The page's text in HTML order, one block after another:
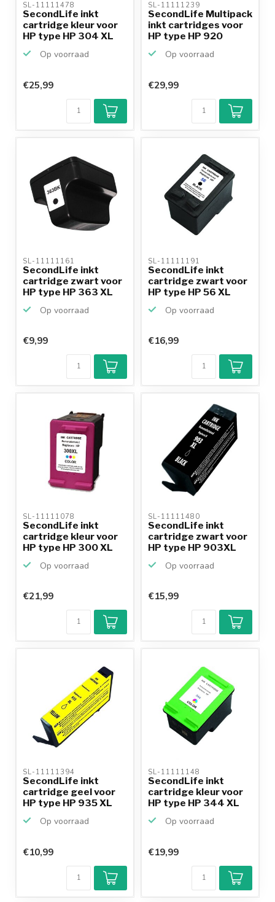
SL-11111478
SecondLife inkt
cartridge kleur voor
HP type HP 304 XL
Op voorraad
€25,99
SL-11111239
SecondLife Multipack
inkt cartridges voor
HP type HP 920
Op voorraad
€29,99
SL-11111161
SecondLife inkt
cartridge zwart voor
HP type HP 363 XL
Op voorraad
€9,99
SL-11111191
SecondLife inkt
cartridge zwart voor
HP type HP 56 XL
Op voorraad
€16,99
SL-11111078
SecondLife inkt
cartridge kleur voor
HP type HP 300 XL
Op voorraad
€21,99
SL-11111480
SecondLife inkt
cartridge zwart voor
HP type HP 903XL
Op voorraad
Klantenbeoordeling
9,2/10
Achteraf
betalen mogelijk
€15,99
SL-11111394
SecondLife inkt
cartridge geel voor
HP type HP 935 XL
Op voorraad
€10,99
SL-11111148
SecondLife inkt
cartridge kleur voor
HP type HP 344 XL
Op voorraad
€19,99